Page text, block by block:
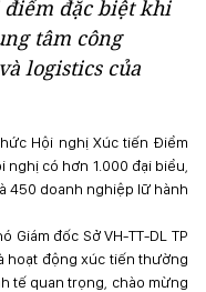
đặc biệt khi
tâm công
logistics của
Hội nghị Xúc tiến Điểm
nghị có hơn 1.000 đại biểu,
450 doanh nghiệp lữ hành
Giám đốc Sở VH-TT-DL TP
hoạt động xúc tiến thường
tế quan trọng, chào mừng